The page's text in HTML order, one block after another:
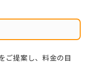
ご提案し、料金の目